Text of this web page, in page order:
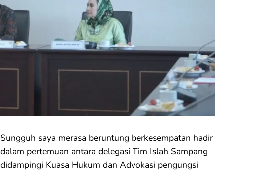
Sungguh saya merasa beruntung berkesempatan hadir
dalam pertemuan antara delegasi Tim Islah Sampang
didampingi Kuasa Hukum dan Advokasi pengungsi